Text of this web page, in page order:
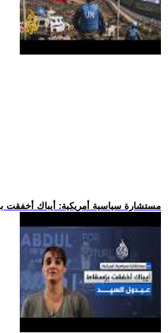
.. مستشارة سياسية أمريكية: أيباك